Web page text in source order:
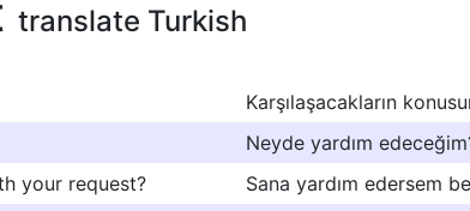
translate Turkish
Karşılaşacakların
Neyde yardım
your request?
Sana yardım edersem